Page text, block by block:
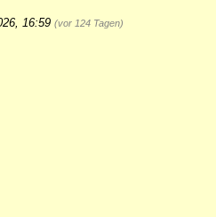
16:59 (vor 124 Tagen)